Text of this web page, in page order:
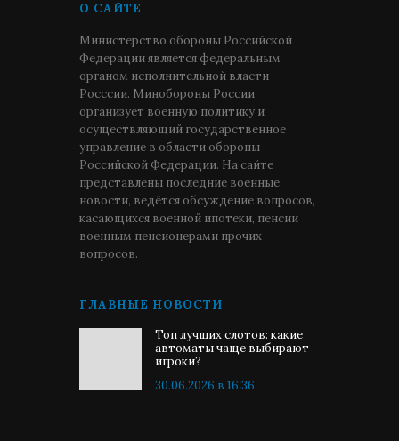
О САЙТЕ
Министерство обороны Российской
Федерации является федеральным
органом исполнительной власти
Росссии. Минобороны России
организует военную политику и
осуществляющий государственное
управление в области обороны
Российской Федерации. На сайте
представлены последние военные
новости, ведётся обсуждение вопросов,
касающихся военной ипотеки, пенсии
военным пенсионерами прочих
вопросов.
ГЛАВНЫЕ НОВОСТИ
Топ лучших слотов: какие
автоматы чаще выбирают
игроки?
30.06.2026 в 16:36